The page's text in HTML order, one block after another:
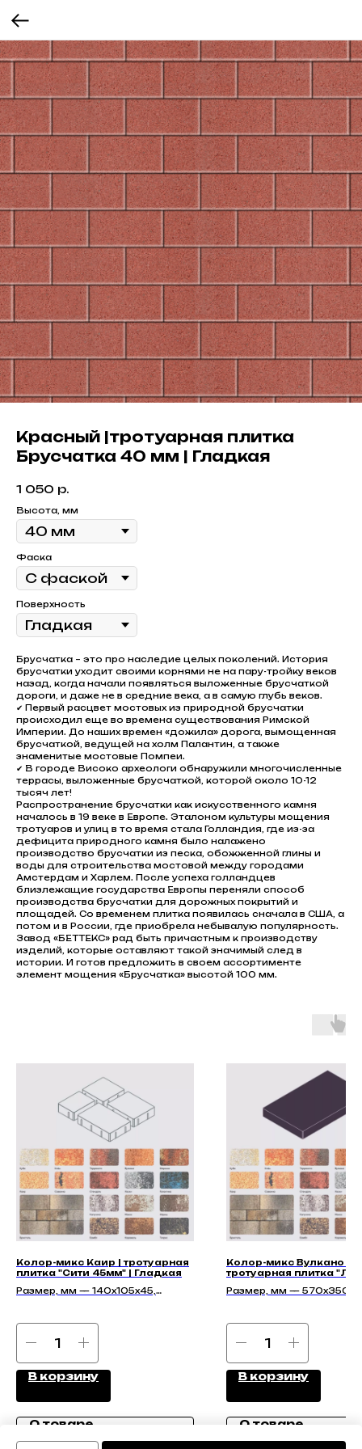
Красный |тротуарная плитка
Брусчатка 40 мм | Гладкая
1 050 р.
Высота, мм
Фаска
Поверхность
Брусчатка – это про наследие целых поколений. История
брусчатки уходит своими корнями не на пару-тройку веков
назад, когда начали появляться выложенные брусчаткой
дороги, и даже не в средние века, а в самую глубь веков.
✔ Первый расцвет мостовых из природной брусчатки
происходил еще во времена существования Римской
Империи. До наших времен «дожила» дорога, вымощенная
брусчаткой, ведущей на холм Палантин, а также
знаменитые мостовые Помпеи.
✔ В городе Високо археологи обнаружили многочисленные
террасы, выложенные брусчаткой, которой около 10-12
тысяч лет!
Распространение брусчатки как искусственного камня
началось в 19 веке в Европе. Эталоном культуры мощения
тротуаров и улиц в то время стала Голландия, где из-за
дефицита природного камня было налажено
производство брусчатки из песка, обожженной глины и
воды для строительства мостовой между городами
Амстердам и Харлем. После успеха голландцев
близлежащие государства Европы переняли способ
производства брусчатки для дорожных покрытий и
площадей. Со временем плитка появилась сначала в США, а
потом и в России, где приобрела небывалую популярность.
Завод «БЕТТЕКС» рад быть причастным к производству
изделий, которые оставляют такой значимый след в
истории. И готов предложить в своем ассортименте
элемент мощения «Брусчатка» высотой 100 мм.
Колор-микс Каир | тротуарная
плитка "Сити 45мм" | Гладкая
Размер, мм — 140х105х45,
В корзину
О товаре
Колор-микс Вулкано |
тротуарная плитка
Размер, мм —
В корзину
О товаре